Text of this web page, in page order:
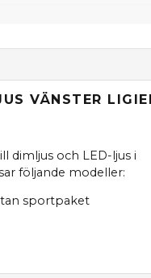
VÄNSTER
dimljus och LED-ljus i
följande modeller:
sportpaket